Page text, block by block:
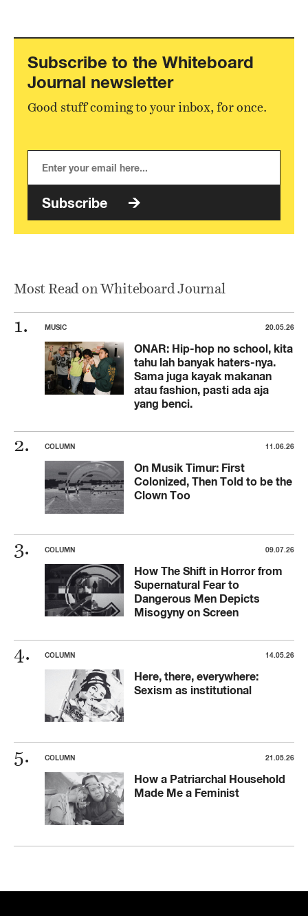
Subscribe to the Whiteboard
Journal newsletter
Good stuff coming to your inbox, for once.
Subscribe
Most Read on Whiteboard Journal
MUSIC 20.05.26
ONAR: Hip-hop no school, kita
tahu lah banyak haters-nya.
Sama juga kayak makanan
atau fashion, pasti ada aja
yang benci.
COLUMN 11.06.26
On Musik Timur: First
Colonized, Then Told to be the
Clown Too
COLUMN 09.07.26
How The Shift in Horror from
Supernatural Fear to
Dangerous Men Depicts
Misogyny on Screen
COLUMN 14.05.26
Here, there, everywhere:
Sexism as institutional
COLUMN 21.05.26
How a Patriarchal Household
Made Me a Feminist